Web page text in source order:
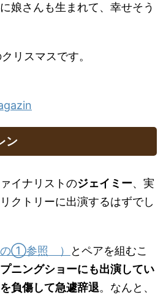
娘さんも生まれて、幸せそう
リスマスです。
ン
イナリストのジェイミー、実
クトリーに出演するはずでし
の①参照 ）
とペアを組むこ
ニングショーにも出演してい
負傷して急遽辞退。なんと、